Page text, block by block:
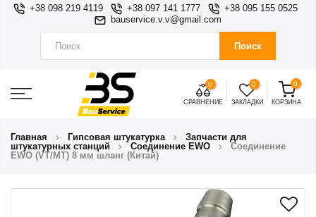
+38 098 219 4119 +38 097 141 1777
+38 095 155 0525
bauservice.v.v@gmail.com
Поиск
0
СРАВНЕНИЕ
0
ЗАКЛАДКИ
0
КОРЗИНА
Главная Гипсовая штукатурка
Запчасти для
штукатурных станций
Соединение EWO
Соединение
EWO (VT/MT) 8 мм шланг (Китай)